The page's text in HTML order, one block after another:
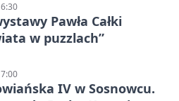
Pawła Całki
w puzzlach”
IV w Sosnowcu.